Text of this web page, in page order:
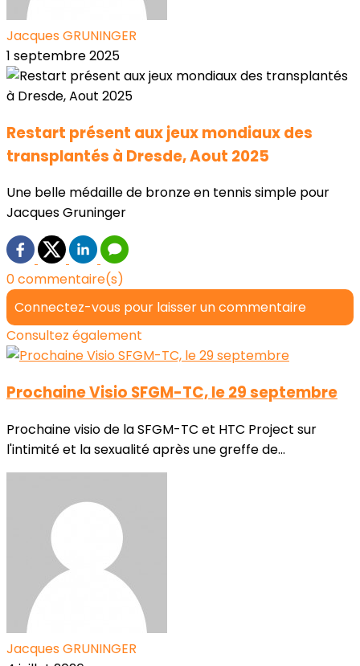
Jacques GRUNINGER
1 septembre 2025
Restart présent aux jeux mondiaux des
transplantés à Dresde, Aout 2025
Une belle médaille de bronze en tennis simple pour
Jacques Gruninger
0 commentaire(s)
Connectez-vous pour laisser un commentaire
Consultez également
Prochaine Visio SFGM-TC, le 29 septembre
Prochaine visio de la SFGM-TC et HTC Project sur
l'intimité et la sexualité après une greffe de...
Jacques GRUNINGER